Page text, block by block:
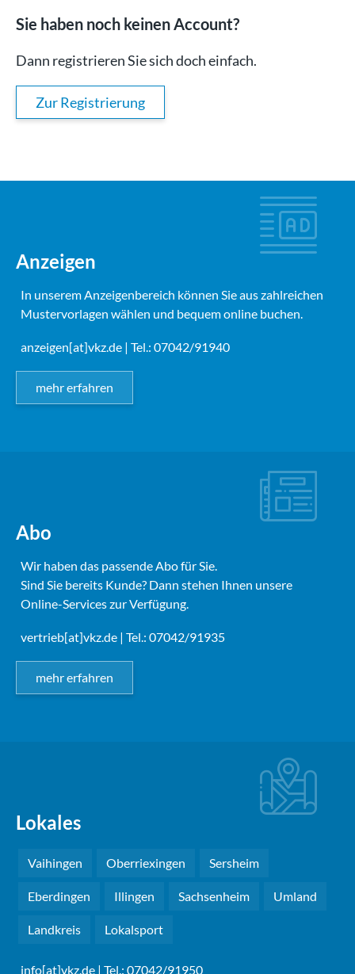
Sie haben noch keinen Account?
Dann registrieren Sie sich doch einfach.
Zur Registrierung
Anzeigen
In unserem Anzeigenbereich können Sie aus zahlreichen
Mustervorlagen wählen und bequem online buchen.
anzeigen[at]vkz.de | Tel.: 07042/91940
mehr erfahren
Abo
Wir haben das passende Abo für Sie.
Sind Sie bereits Kunde? Dann stehen Ihnen unsere
Online-Services zur Verfügung.
vertrieb[at]vkz.de | Tel.: 07042/91935
mehr erfahren
Lokales
Vaihingen Oberriexingen Sersheim
Eberdingen Illingen Sachsenheim Umland
Landkreis Lokalsport
info[at]vkz.de | Tel.: 07042/91950